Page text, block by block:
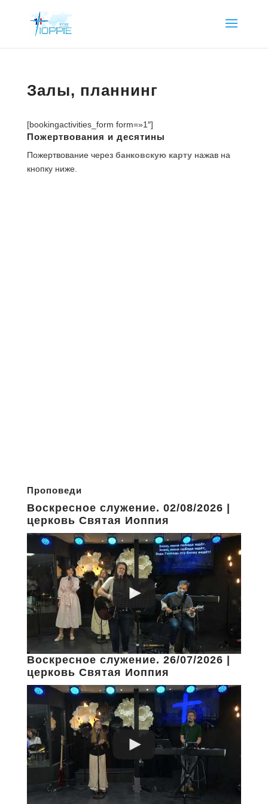
Залы, планнинг
[bookingactivities_form form=»1″]
Пожертвования и десятины
Пожертвование через банковскую картунажав на
кнопку ниже.
Проповеди
Воскресное служение. 02/08/2026 |
церковь Святая Иоппия
Воскресное служение. 26/07/2026 |
церковь Святая Иоппия